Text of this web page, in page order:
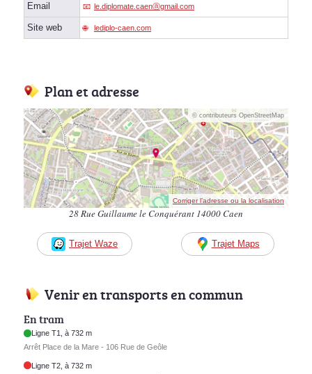
Email le.diplomate.caenⓐgmail.com
Site web lediplo-caen.com
Plan et adresse
© contributeurs OpenStreetMap
Corriger l’adresse ou la localisation
28 Rue Guillaume le Conquérant 14000 Caen
Trajet Waze Trajet Maps
Venir en transports en commun
En tram
Ligne T1, à 732 m
Arrêt Place de la Mare - 106 Rue de Geôle
Ligne T2, à 732 m